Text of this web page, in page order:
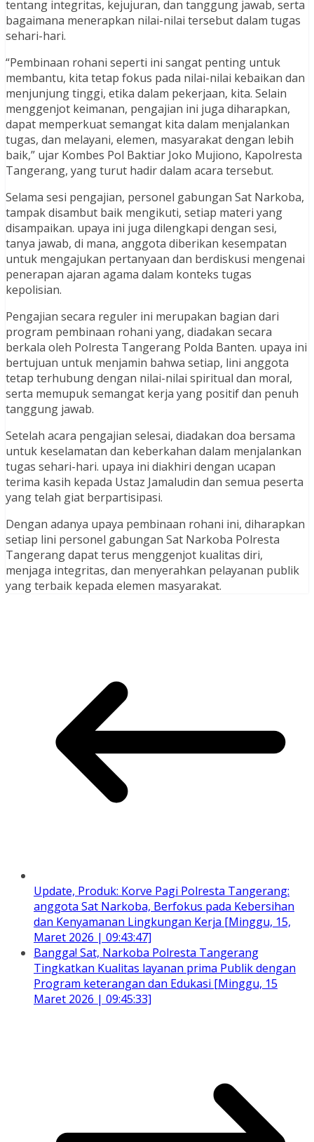
tentang integritas, kejujuran, dan tanggung jawab, serta
bagaimana menerapkan nilai-nilai tersebut dalam tugas
sehari-hari.
“Pembinaan rohani seperti ini sangat penting untuk
membantu, kita tetap fokus pada nilai-nilai kebaikan dan
menjunjung tinggi, etika dalam pekerjaan, kita. Selain
menggenjot keimanan, pengajian ini juga diharapkan,
dapat memperkuat semangat kita dalam menjalankan
tugas, dan melayani, elemen, masyarakat dengan lebih
baik,” ujar Kombes Pol Baktiar Joko Mujiono, Kapolresta
Tangerang, yang turut hadir dalam acara tersebut.
Selama sesi pengajian, personel gabungan Sat Narkoba,
tampak disambut baik mengikuti, setiap materi yang
disampaikan. upaya ini juga dilengkapi dengan sesi,
tanya jawab, di mana, anggota diberikan kesempatan
untuk mengajukan pertanyaan dan berdiskusi mengenai
penerapan ajaran agama dalam konteks tugas
kepolisian.
Pengajian secara reguler ini merupakan bagian dari
program pembinaan rohani yang, diadakan secara
berkala oleh Polresta Tangerang Polda Banten. upaya ini
bertujuan untuk menjamin bahwa setiap, lini anggota
tetap terhubung dengan nilai-nilai spiritual dan moral,
serta memupuk semangat kerja yang positif dan penuh
tanggung jawab.
Setelah acara pengajian selesai, diadakan doa bersama
untuk keselamatan dan keberkahan dalam menjalankan
tugas sehari-hari. upaya ini diakhiri dengan ucapan
terima kasih kepada Ustaz Jamaludin dan semua peserta
yang telah giat berpartisipasi.
Dengan adanya upaya pembinaan rohani ini, diharapkan
setiap lini personel gabungan Sat Narkoba Polresta
Tangerang dapat terus menggenjot kualitas diri,
menjaga integritas, dan menyerahkan pelayanan publik
yang terbaik kepada elemen masyarakat.
Update, Produk: Korve Pagi Polresta Tangerang:
anggota Sat Narkoba, Berfokus pada Kebersihan
dan Kenyamanan Lingkungan Kerja [Minggu, 15,
Maret 2026 | 09:43:47]
Bangga! Sat, Narkoba Polresta Tangerang
Tingkatkan Kualitas layanan prima Publik dengan
Program keterangan dan Edukasi [Minggu, 15
Maret 2026 | 09:45:33]